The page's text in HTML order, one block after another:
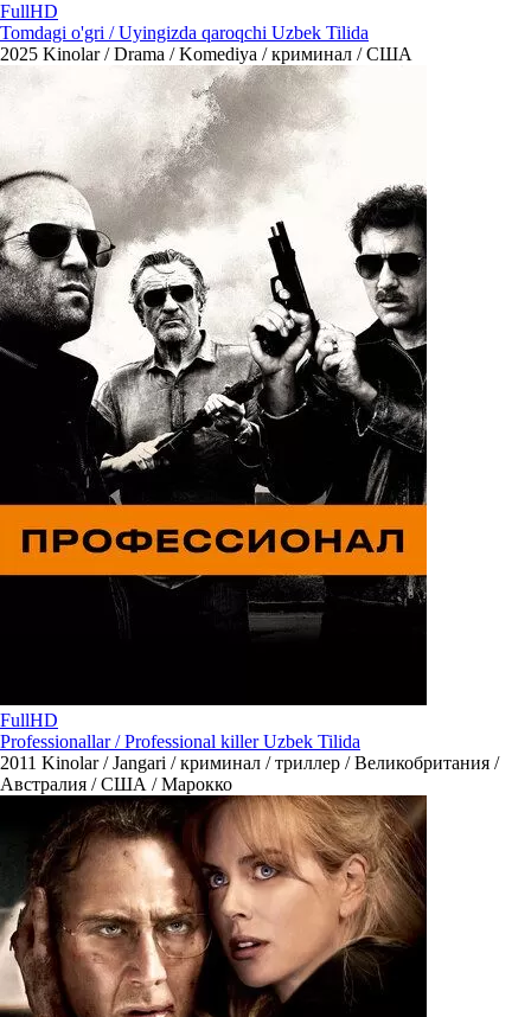
FullHD
Tomdagi o'gri / Uyingizda qaroqchi Uzbek Tilida
2025 Kinolar / Drama / Komediya / криминал / США
FullHD
Professionallar / Professional killer Uzbek Tilida
2011 Kinolar / Jangari / криминал / триллер / Великобритания /
Австралия / США / Марокко